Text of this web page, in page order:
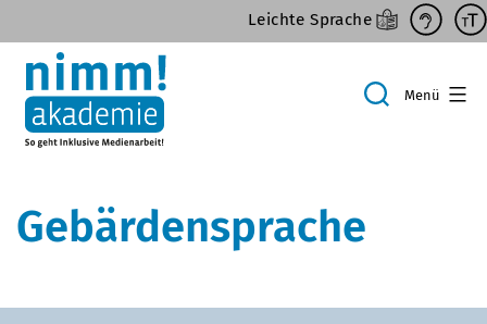
Inhalt
springen
Leichte Sprache
Menü
Gebärdensprache